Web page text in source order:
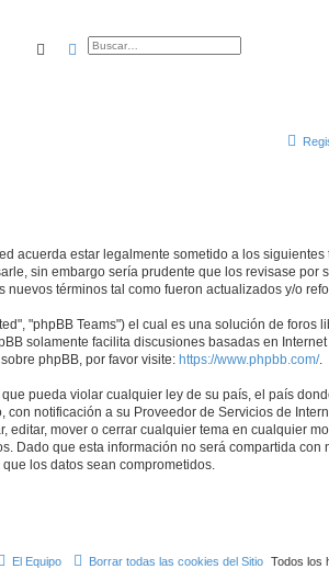
BuscarBúsqueda avanzada
acuerda estar legalmente sometido a los siguientes
sin embargo sería prudente que los revisase por
términos tal como fueron actualizados y/o
"phpBB Teams") el cual es una solución de foros
solamente facilita discusiones basadas en Internet
phpBB, por favor visite: https://www.phpbb.com/.
pueda violar cualquier ley de su país, el país
notificación a su Proveedor de Servicios de
mover o cerrar cualquier tema en cualquier
Dado que esta información no será compartida con
los datos sean comprometidos.
Todos los
Borrar todas las cookies del Sitio
El Equipo